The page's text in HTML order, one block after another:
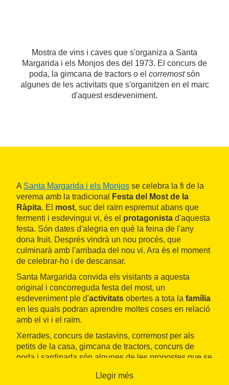
Mostra de vins i caves que s'organiza a Santa
Margarida i els Monjos des del 1973. El concurs de
poda, la gimcana de tractors o el corremostsón
algunes de les activitats que s'organitzen en el marc
d'aquest esdeveniment.
A Santa Margarida i els Monjos se celebra la fi de la
verema amb la tradicional
Festa del Most de la
Ràpita. El most, suc del raïm espremut abans que
fermenti i esdevingui vi, és el protagonista d'aquesta
festa. Són dates d'alegria en què la feina de l'any
dona fruit. Després vindrà un nou procés, que
culminarà amb l'arribada del nou vi. Ara és el moment
de celebrar-ho i de descansar.
Santa Margarida convida els visitants a aquesta
original i concorreguda festa del most, un
esdeveniment ple d'activitats obertes a tota la família
en les quals podran aprendre moltes coses en relació
amb el vi i el raïm.
Xerrades, concurs de tastavins, corremost per als
petits de la casa, gimcana de tractors, concurs de
poda i sardinada són algunes de les propostes que se
Llegir més